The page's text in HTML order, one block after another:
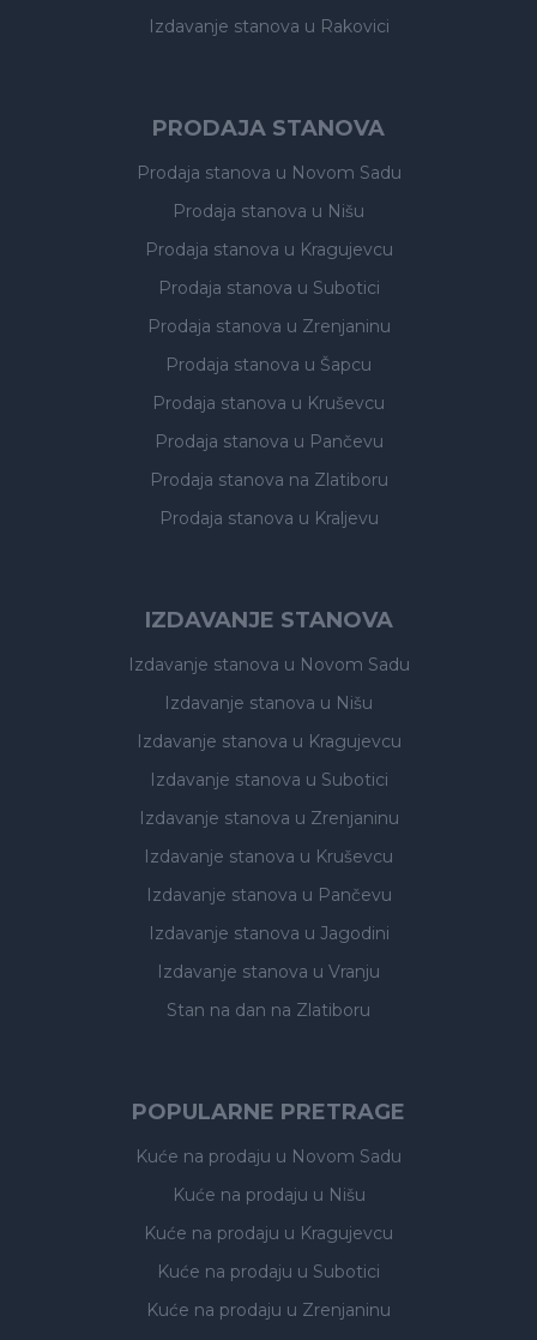
Izdavanje stanova u Rakovici
PRODAJA STANOVA
Prodaja stanova u Novom Sadu
Prodaja stanova u Nišu
Prodaja stanova u Kragujevcu
Prodaja stanova u Subotici
Prodaja stanova u Zrenjaninu
Prodaja stanova u Šapcu
Prodaja stanova u Kruševcu
Prodaja stanova u Pančevu
Prodaja stanova na Zlatiboru
Prodaja stanova u Kraljevu
IZDAVANJE STANOVA
Izdavanje stanova u Novom Sadu
Izdavanje stanova u Nišu
Izdavanje stanova u Kragujevcu
Izdavanje stanova u Subotici
Izdavanje stanova u Zrenjaninu
Izdavanje stanova u Kruševcu
Izdavanje stanova u Pančevu
Izdavanje stanova u Jagodini
Izdavanje stanova u Vranju
Stan na dan na Zlatiboru
POPULARNE PRETRAGE
Kuće na prodaju u Novom Sadu
Kuće na prodaju u Nišu
Kuće na prodaju u Kragujevcu
Kuće na prodaju u Subotici
Kuće na prodaju u Zrenjaninu